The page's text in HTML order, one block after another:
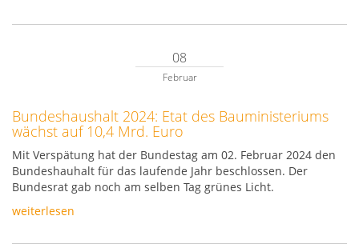
08
Februar
Bundeshaushalt 2024: Etat des Bauministeriums
wächst auf 10,4 Mrd. Euro
Mit Verspätung hat der Bundestag am 02. Februar 2024 den
Bundeshauhalt für das laufende Jahr beschlossen. Der
Bundesrat gab noch am selben Tag grünes Licht.
weiterlesen